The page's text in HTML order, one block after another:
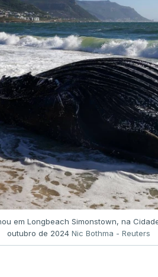
em Longbeach Simonstown, na
outubro de 2024 Nic Bothma - Reuters